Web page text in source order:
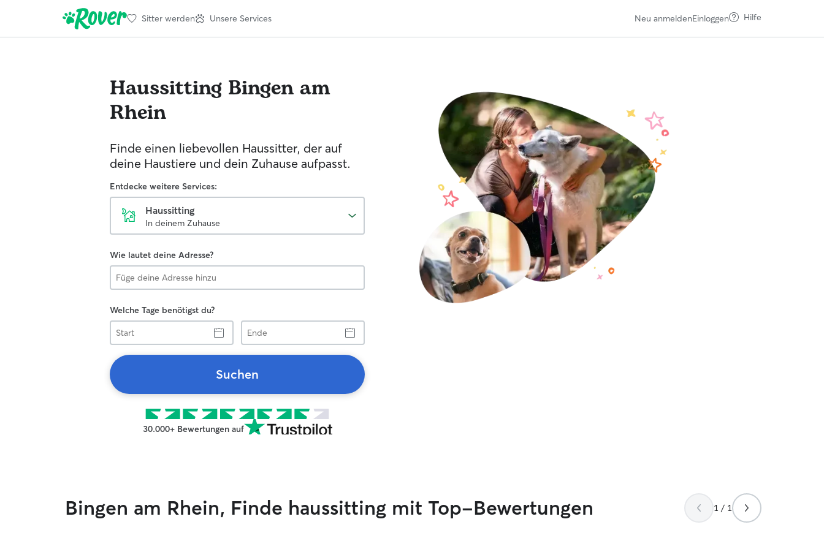
Sitter werden Unsere Services Neu anmeldenEinloggen Hilfe
Haussitting Bingen am
Rhein
Finde einen liebevollen Haussitter, der auf
deine Haustiere und dein Zuhause aufpasst.
Entdecke weitere Services:
Haussitting
In deinem Zuhause
Wie lautet deine Adresse?
Welche Tage benötigst du?
Start
Ende
Suchen
30.000+ Bewertungen auf
Bingen am Rhein, Finde haussitting mit Top-Bewertungen 1 / 1